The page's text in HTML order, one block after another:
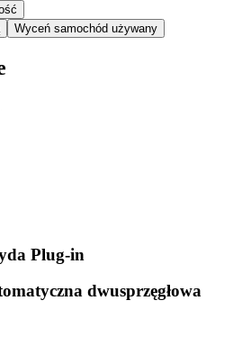
Wyceń samochód używany
Plug-in
dwusprzęgłowa